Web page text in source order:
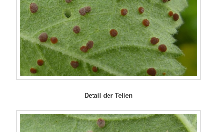
Detail der Telien